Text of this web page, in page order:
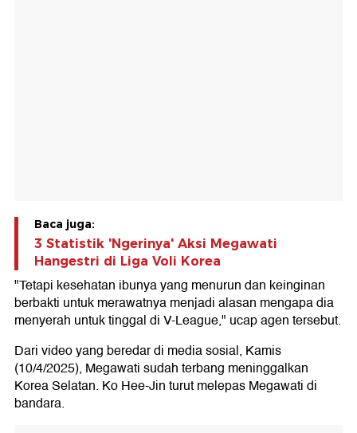
Baca juga:
3 Statistik 'Ngerinya' Aksi Megawati
Hangestri di Liga Voli Korea
"Tetapi kesehatan ibunya yang menurun dan keinginan
berbakti untuk merawatnya menjadi alasan mengapa dia
menyerah untuk tinggal di V-League," ucap agen tersebut.
Dari video yang beredar di media sosial, Kamis
(10/4/2025), Megawati sudah terbang meninggalkan
Korea Selatan. Ko Hee-Jin turut melepas Megawati di
bandara.